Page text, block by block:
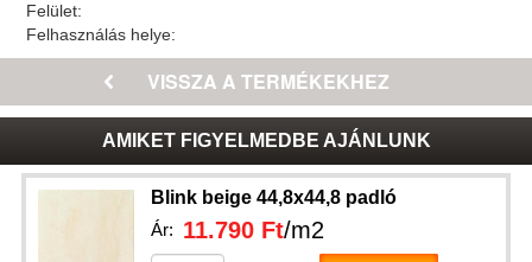
Felület:
Felhasználás helye:
AMIKET FIGYELMEDBE AJÁNLUNK
Blink beige 44,8x44,8 padló
Ár: 11.790 Ft/m2